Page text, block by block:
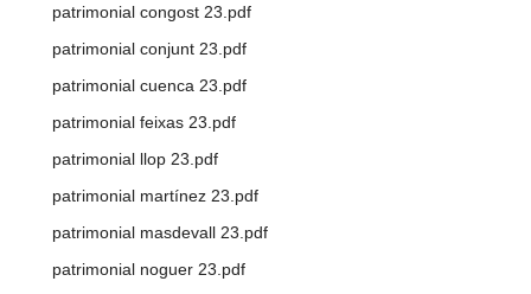
patrimonial congost 23.pdf
patrimonial conjunt 23.pdf
patrimonial cuenca 23.pdf
patrimonial feixas 23.pdf
patrimonial llop 23.pdf
patrimonial martínez 23.pdf
patrimonial masdevall 23.pdf
patrimonial noguer 23.pdf